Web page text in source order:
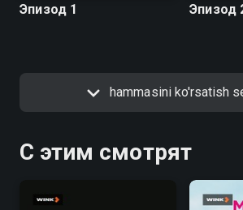
Эпизод 1 Эпизод
С этим смотрят